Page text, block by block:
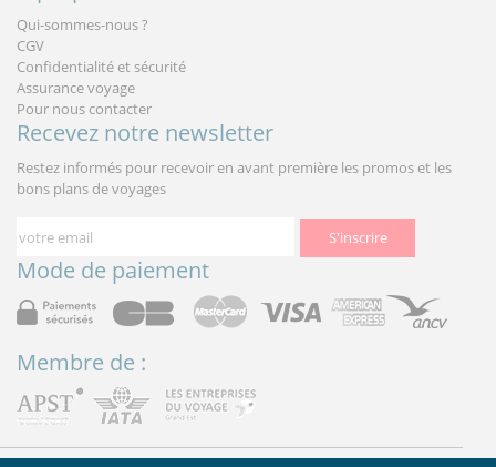
Qui-sommes-nous ?
CGV
Confidentialité et sécurité
Assurance voyage
Pour nous contacter
Recevez notre newsletter
Restez informés pour recevoir en avant première les promos et les
bons plans de voyages
S'inscrire
Mode de paiement
Membre de :